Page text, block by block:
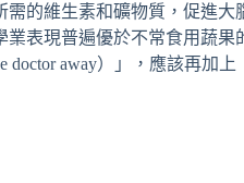
的維生素和礦物質，促進大
表現普遍優於不常食用蔬
doctor away）」，應該再加上